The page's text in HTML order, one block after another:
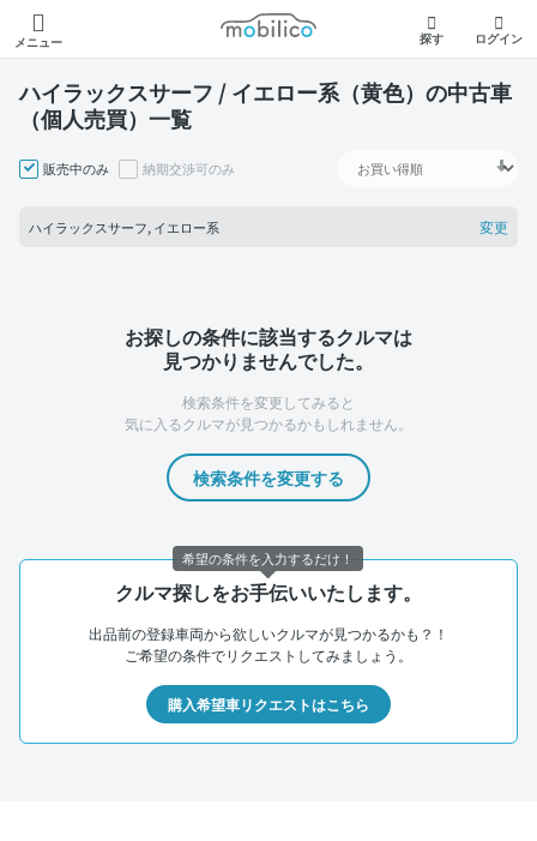
メニュー
モビリコ
探す ログイン
ハイラックスサーフ / イエロー系（黄色）の中古車
（個人売買）一覧
販売中のみ 納期交渉可のみ
ハイラックスサーフ, イエロー系 変更
お探しの条件に該当するクルマは
見つかりませんでした。
検索条件を変更してみると
気に入るクルマが見つかるかもしれません。
検索条件を変更する
クルマ探しをお手伝いいたします。
出品前の登録車両から欲しいクルマが見つかるかも？！
ご希望の条件でリクエストしてみましょう。
購入希望車リクエストはこちら
希望の条件を入力するだけ！